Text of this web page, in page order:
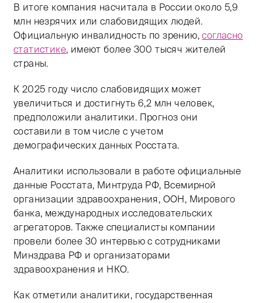
В итоге компания насчитала в России около 5,9
млн незрячих или слабовидящих людей.
Официальную инвалидность по зрению,согласно
статистике, имеют более 300 тысяч жителей
страны.
К 2025 году число слабовидящих может
увеличиться и достигнуть 6,2 млн человек,
предположили аналитики. Прогноз они
составили в том числе с учетом
демографических данных Росстата.
Аналитики использовали в работе официальные
данные Росстата, Минтруда РФ, Всемирной
организации здравоохранения, ООН, Мирового
банка, международных исследовательских
агрегаторов. Также специалисты компании
провели более 30 интервью с сотрудниками
Минздрава РФ и организаторами
здравоохранения и НКО.
Как отметили аналитики, государственная